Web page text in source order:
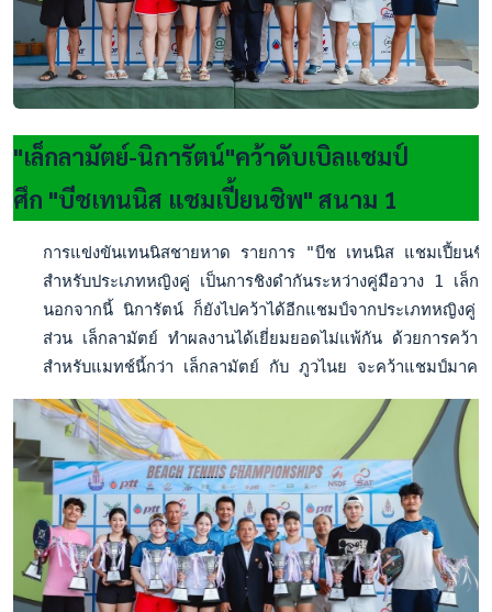
"เล็กลามัตย์-นิการัตน์"คว้าดับเบิลแชมป์
ศึก "บีชเทนนิส แชมเปี้ยนชิพ" สนาม 1
การแข่งขันเทนนิสชายหาด รายการ "บีช เทนนิส แชมเปี้ยน
สำหรับประเภทหญิงคู่ เป็นการชิงดำกันระหว่างคู่มือวาง 1 เ
นอกจากนี้ นิการัตน์ ก็ยังไปคว้าได้อีกแชมป์จากประเภทหญิง
ส่วน เล็กลามัตย์ ทำผลงานได้เยี่ยมยอดไม่แพ้กัน ด้วยการคว้
สำหรับแมทช์นี้กว่า เล็กลามัตย์ กับ ภูวไนย จะคว้าแชมป์มาค